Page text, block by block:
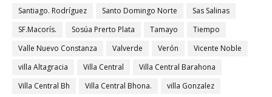
Santiago. Rodríguez
Santo Domingo Norte
Sas Salinas
SF.Macorís.
Sosúa Prerto Plata Tamayo
Tiempo
Valle Nuevo Constanza
Valverde Verón
Vicente Noble
villa Altagracia
Villa Central
Villa Central Barahona
Villa Central Bh
Villa Central Bhona.
villa Gonzalez